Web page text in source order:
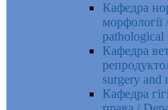
Кафедра
Кафедра
surgery and
Кафедра